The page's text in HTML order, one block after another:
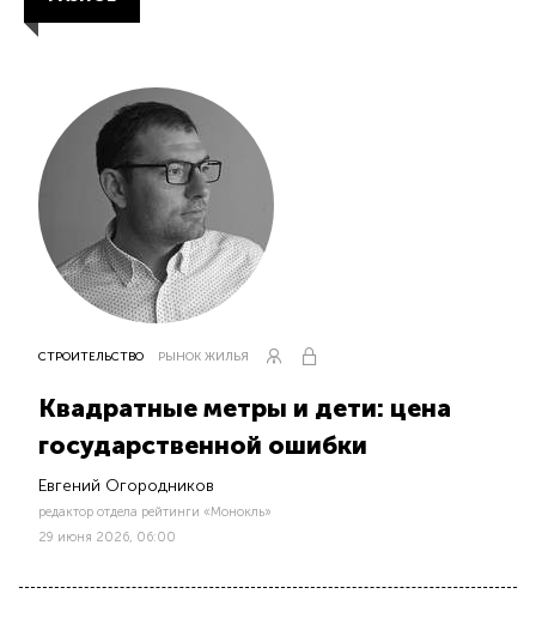
СТРОИТЕЛЬСТВО РЫНОК ЖИЛЬЯ
Квадратные метры и дети: цена
государственной ошибки
Евгений Огородников
редактор отдела рейтинги «Монокль»
29 июня 2026, 06:00